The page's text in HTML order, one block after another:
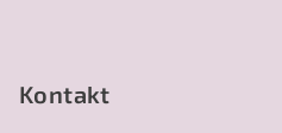
Kontakt